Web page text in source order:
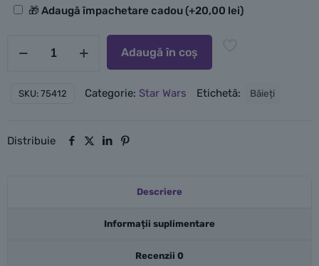
Opțiuni🎁 Adaugă împachetare cadou(+20,00 lei)
Soldați
Adaugă în coș
SKU: 75412 Categorie: Star Wars Etichetă: Băieți
Distribuie
Descriere
Informații suplimentare
Recenzii 0